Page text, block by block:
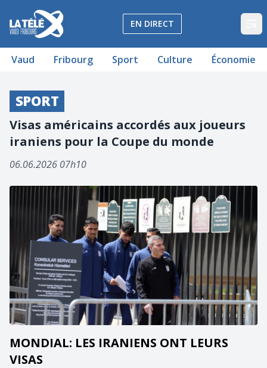
La Télé - Télévision régionale Vaud et Fribourg
EN DIRECT
Vaud Fribourg Sport Culture Économie
SPORT
Visas américains accordés aux joueurs
iraniens pour la Coupe du monde
06.06.2026 07h10
MONDIAL: LES IRANIENS ONT LEURS
VISAS